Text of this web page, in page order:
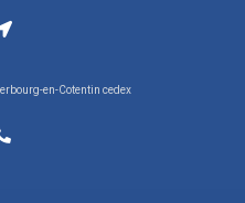
en-Cotentin cedex